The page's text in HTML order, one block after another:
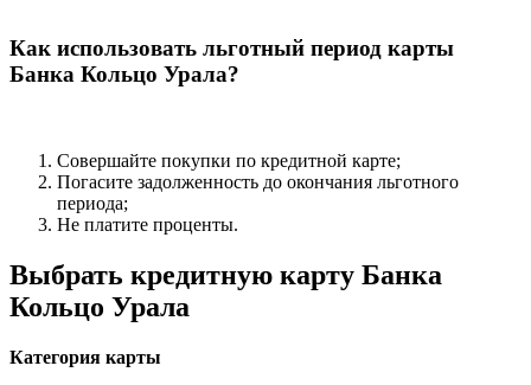
Как использовать льготный период карты
Банка Кольцо Урала?
Совершайте покупки по кредитной карте;
Погасите задолженность до окончания льготного
периода;
Не платите проценты.
Выбрать кредитную карту Банка
Кольцо Урала
Категория карты